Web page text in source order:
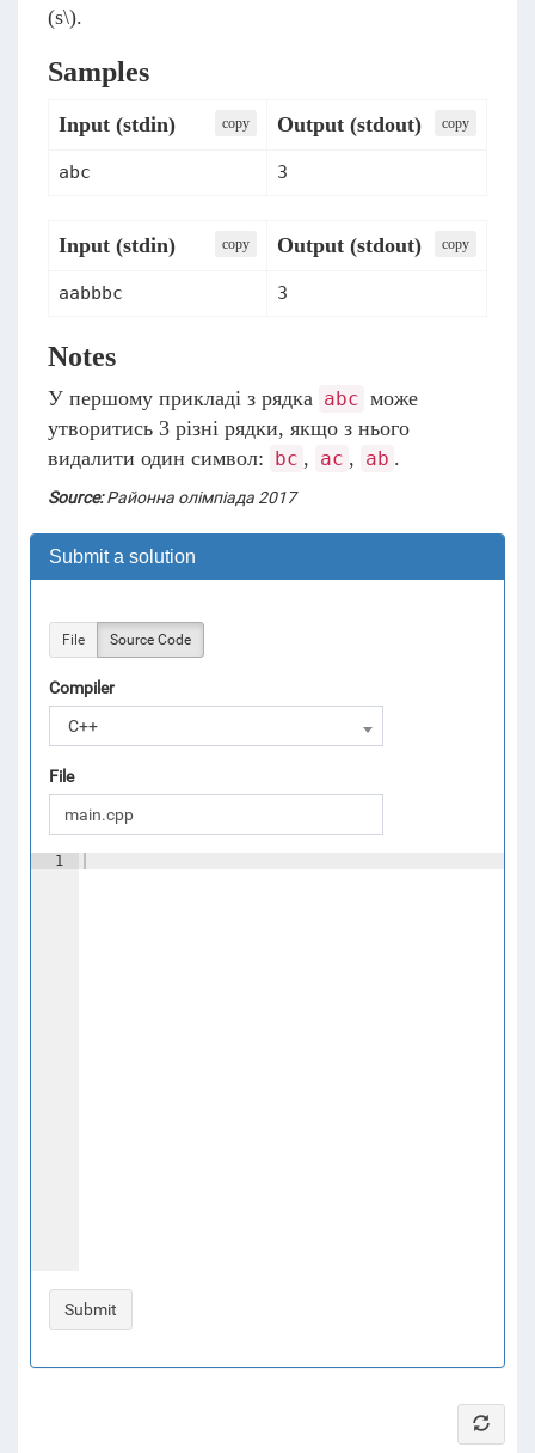
(s\).
Samples
Input (stdin) сopy Output (stdout) сopy
abc 3
Input (stdin) сopy Output (stdout) сopy
aabbbc 3
Notes
У першому прикладі з рядка abc може
утворитись 3 різні рядки, якщо з нього
видалити один символ: bc , ac , ab .
Source:Районна олімпіада 2017
Submit a solution
File Source Code
Compiler
C++
File
1